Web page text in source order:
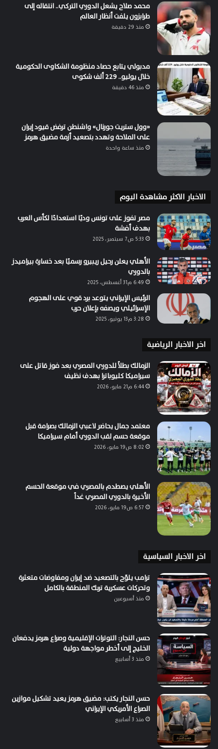
محمد صلاح يشعل الدوري التركي.. انتقاله إلى
طرابزون يلفت أنظار العالم
منذ 29 دقيقة
مدبولي يتابع حصاد منظومة الشكاوى الحكومية
خلال يوليو.. 229 ألف شكوى
منذ 46 دقيقة
«وول ستريت جورنال» واشنطن ترفض قيود إيران
على الملاحة وتهدد بتصعيد أزمة مضيق هرمز
منذ ساعة واحدة
الاخبار الاكثر مشاهدة اليوم
مصر تفوز على تونس وديًا استعدادًا لكأس العرب
بهدف أفشة
5:33 ص7 سبتمبر، 2025
الأهلي يعلن رحيل ريبيرو رسميًا بعد خسارة بيراميدز
بالدوري
6:49 م31 أغسطس، 2025
الرئيس الإيراني يتوعد برد قوي على الهجوم
الإسرائيلي ويصفه بإعلان حرب
3:28 م13 يونيو، 2025
اخر الاخبار الرياضية
الزمالك بطلاً للدوري المصري بعد فوز قاتل على
سيراميكا كليوباترا بهدف نظيف
6:44 م21 مايو، 2026
معتمد جمال يحاضر لاعبي الزمالك بصرامة قبل
موقعة حسم لقب الدوري أمام سيراميكا
8:02 ص19 مايو، 2026
الأهلي يصطدم بالمصري في موقعة الحسم
الأخيرة بالدوري المصري غداً
6:57 ص19 مايو، 2026
اخر الاخبار السياسية
ترامب يلوّح بالتصعيد ضد إيران ومفاوضات متعثرة
وتحركات عسكرية تربك المنطقة بالكامل
منذ أسبوعين
حسن النجار: التوترات الإقليمية وصراع هرمز يدفعان
الخليج إلى أخطر مواجهة دولية
منذ 3 أسابيع
حسن النجار يكتب: مضيق هرمز يعيد تشكيل موازين
الصراع الأمريكي الإيراني
منذ 3 أسابيع